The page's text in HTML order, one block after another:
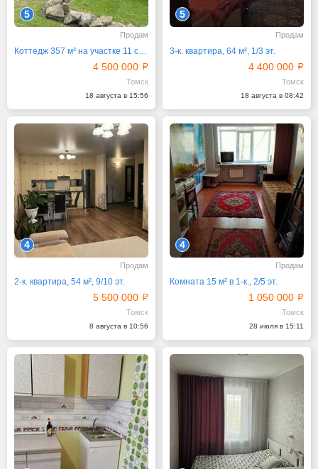
5
Продам
Коттедж 357 м² на участке 11 сот.
4 500 000
Томск
18 августа в 15:56
5
Продам
3-к. квартира, 64 м², 1/3 эт.
4 400 000
Томск
18 августа в 08:42
4
Продам
2-к. квартира, 54 м², 9/10 эт.
5 500 000
Томск
8 августа в 10:56
4
Продам
Комната 15 м² в 1-к., 2/5 эт.
1 050 000
Томск
28 июля в 15:11